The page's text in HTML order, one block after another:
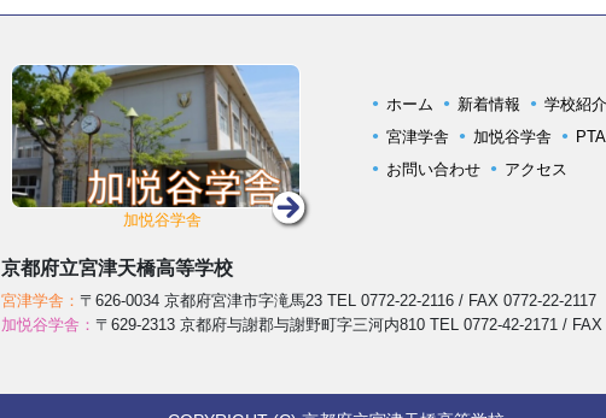
加悦谷学舎
ホーム 新着情報
学校紹介
宮津学舎
加悦谷学舎
お問い合わせ
アクセス
京都府立宮津天橋高等学校
宮津学舎： 〒626-0034 京都府宮津市字滝馬23 TEL 0772-22-2116 / FAX 0772-22-2117
加悦谷学舎： 〒629-2313 京都府与謝郡与謝野町字三河内810 TEL 0772-42-2171 / FAX